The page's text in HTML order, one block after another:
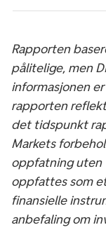
Rapporten
pålitelige, men
informasjonen
rapporten
det tidspunkt
Markets
oppfatning uten
oppfattes som
finansielle
anbefaling om